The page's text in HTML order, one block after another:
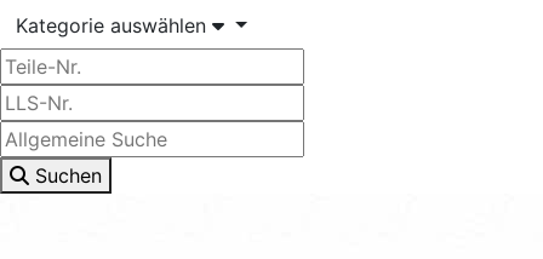
Kategorie auswählen
Suchen